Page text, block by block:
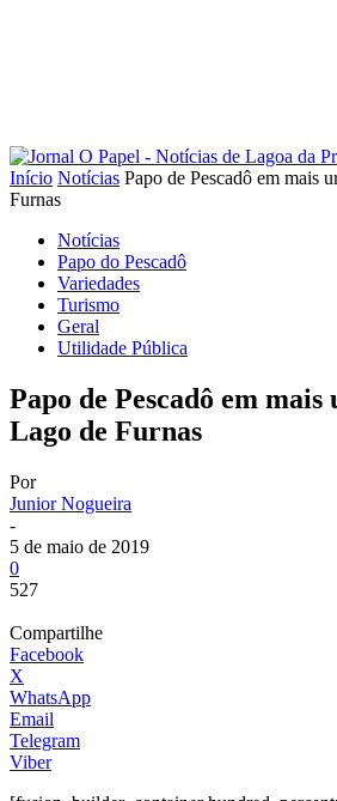
Início Notícias Papo de Pescadô em mais
Furnas
Notícias
Papo do Pescadô
Variedades
Turismo
Geral
Utilidade Pública
Papo de Pescadô em mais
Lago de Furnas
Por
Junior Nogueira
-
5 de maio de 2019
0
527
Compartilhe
Facebook
X
WhatsApp
Email
Telegram
Viber